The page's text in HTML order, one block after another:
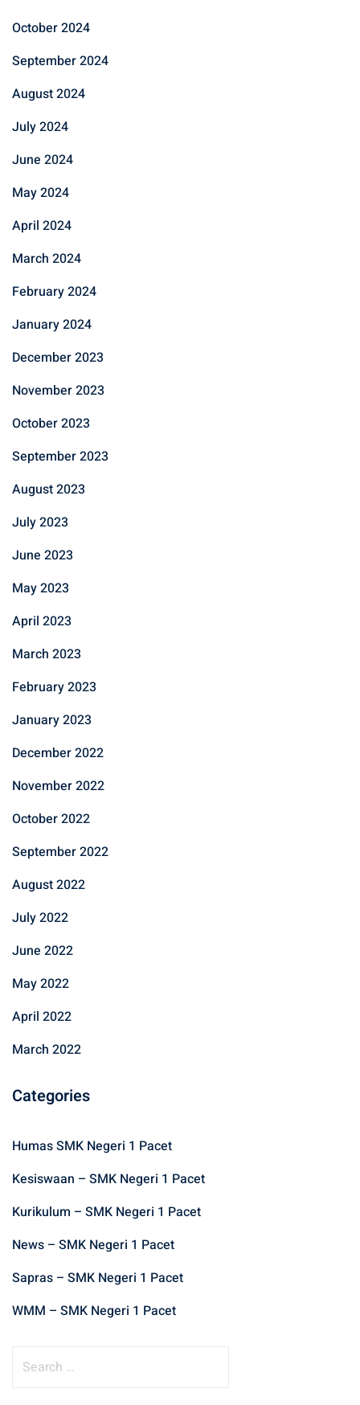
October 2024
September 2024
August 2024
July 2024
June 2024
May 2024
April 2024
March 2024
February 2024
January 2024
December 2023
November 2023
October 2023
September 2023
August 2023
July 2023
June 2023
May 2023
April 2023
March 2023
February 2023
January 2023
December 2022
November 2022
October 2022
September 2022
August 2022
July 2022
June 2022
May 2022
April 2022
March 2022
Categories
Humas SMK Negeri 1 Pacet
Kesiswaan – SMK Negeri 1 Pacet
Kurikulum – SMK Negeri 1 Pacet
News – SMK Negeri 1 Pacet
Sapras – SMK Negeri 1 Pacet
WMM – SMK Negeri 1 Pacet